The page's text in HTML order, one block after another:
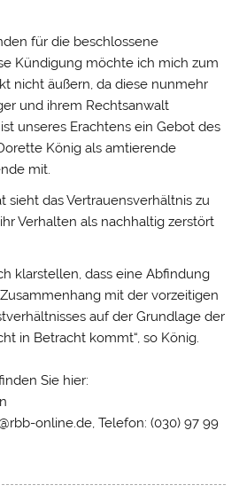
für die beschlossene
Kündigung möchte ich mich zum
nicht äußern, da diese nunmehr
und ihrem Rechtsanwalt
unseres Erachtens ein Gebot des
König als amtierende
mit.
sieht das Vertrauensverhältnis zu
Verhalten als nachhaltig zerstört
klarstellen, dass eine Abfindung
mit der vorzeitigen
auf der Grundlage der
in Betracht kommt“, so König.
Sie hier:
online.de, Telefon: (030) 97 99